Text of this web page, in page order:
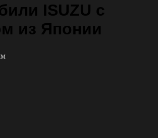
ISUZU с
из Японии